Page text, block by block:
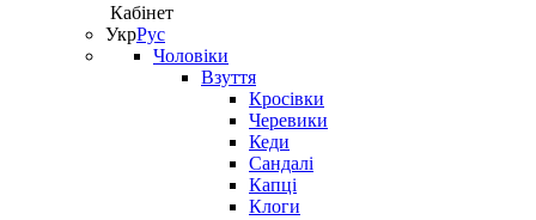
Кабінет
УкрРус
Чоловіки
Взуття
Кросівки
Черевики
Кеди
Сандалі
Капці
Клоги